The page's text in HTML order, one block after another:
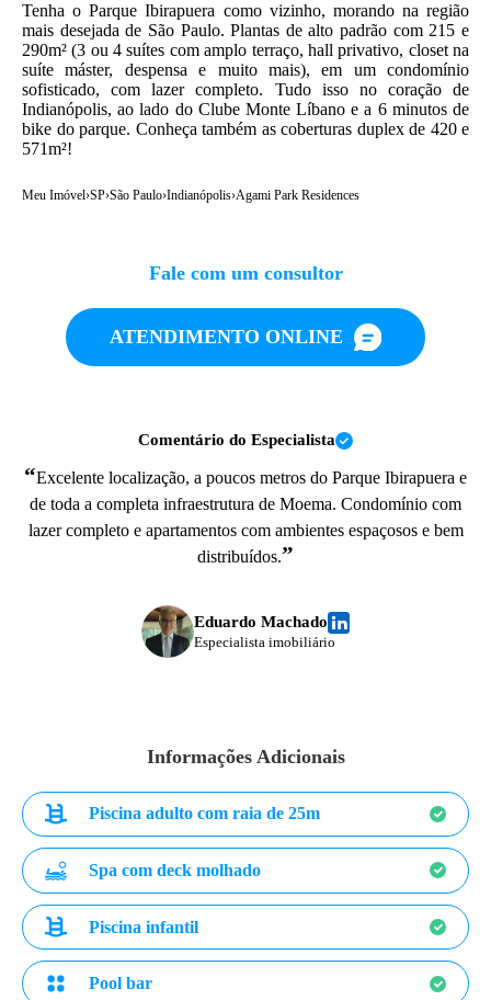
Tenha o Parque Ibirapuera como vizinho, morando na região
mais desejada de São Paulo. Plantas de alto padrão com 215 e
290m² (3 ou 4 suítes com amplo terraço, hall privativo, closet na
suíte máster, despensa e muito mais), em um condomínio
sofisticado, com lazer completo. Tudo isso no coração de
Indianópolis, ao lado do Clube Monte Líbano e a 6 minutos de
bike do parque. Conheça também as coberturas duplex de 420 e
571m²!
Meu Imóvel›SP›São Paulo›Indianópolis›Agami Park Residences
Fale com um consultor
ATENDIMENTO ONLINE
Comentário do Especialista
“Excelente localização, a poucos metros do Parque Ibirapuera e
de toda a completa infraestrutura de Moema. Condomínio com
lazer completo e apartamentos com ambientes espaçosos e bem
distribuídos.”
Eduardo Machado
Especialista imobiliário
Informações Adicionais
Piscina adulto com raia de 25m
Spa com deck molhado
Piscina infantil
Pool bar